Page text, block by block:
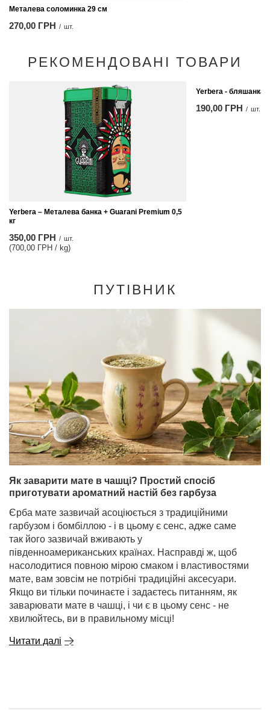
Металева соломинка 29 см
270,00 ГРН / шт.
РЕКОМЕНДОВАНІ ТОВАРИ
Yerbera – Металева банка + Guarani Premium 0,5
кг
350,00 ГРН / шт.
(700,00 ГРН / kg)
Yerbera - бляшанка
190,00 ГРН / шт.
ПУТІВНИК
Як заварити мате в чашці? Простий спосіб
приготувати ароматний настій без гарбуза
Єрба мате зазвичай асоціюється з традиційними
гарбузом і бомбіллою - і в цьому є сенс, адже саме
так його зазвичай вживають у
південноамериканських країнах. Насправді ж, щоб
насолодитися повною мірою смаком і властивостями
мате, вам зовсім не потрібні традиційні аксесуари.
Якщо ви тільки починаєте і задаєтесь питанням, як
заварювати мате в чашці, і чи є в цьому сенс - не
хвилюйтесь, ви в правильному місці!
Читати далі